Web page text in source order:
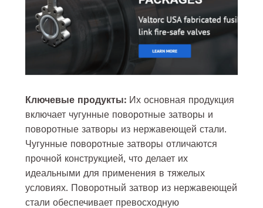
Ключевые продукты: Их основная продукция
включает чугунные поворотные затворы и
поворотные затворы из нержавеющей стали.
Чугунные поворотные затворы отличаются
прочной конструкцией, что делает их
идеальными для применения в тяжелых
условиях. Поворотный затвор из нержавеющей
стали обеспечивает превосходную